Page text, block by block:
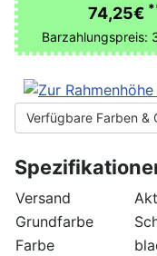
74,25€
Barzahlungspreis:
Verfügbare Farben &
Versand
Grundfarbe
Farbe